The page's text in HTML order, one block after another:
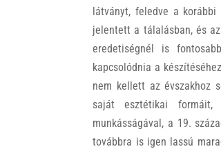
látványt, feledve a korábbi
jelentett a tálalásban, és
eredetiségnél is
kapcsolódnia a
nem kellett az évszakhoz
saját esztétikai formáit,
munkásságával, a 19.
továbbra is igen lassú